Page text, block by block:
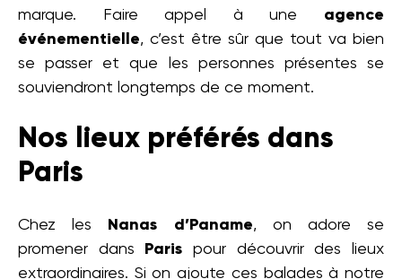
marque. Faire appel à une agence
événementielle, c’est être sûr que tout va bien
se passer et que les personnes présentes se
souviendront longtemps de ce moment.
Nos lieux préférés dans
Paris
Chez les Nanas d’Paname, on adore se
promener dans
Paris pour découvrir des lieux
extraordinaires. Si on ajoute ces balades à notre